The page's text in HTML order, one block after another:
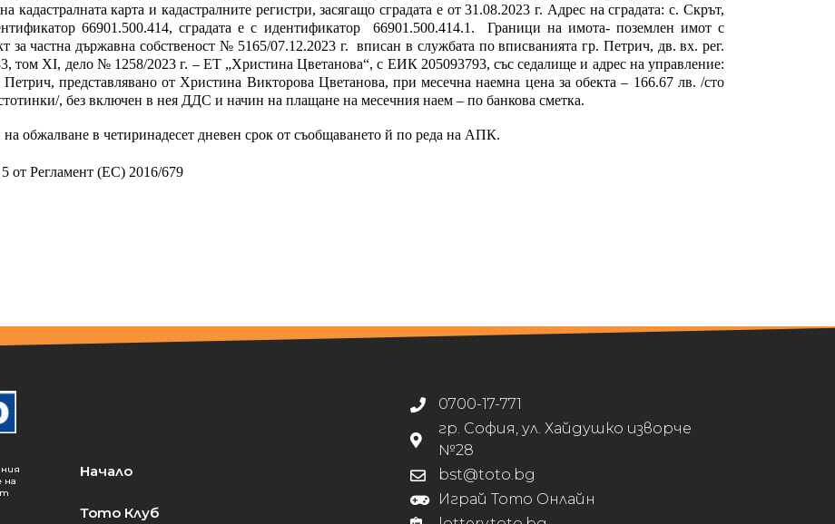
карта и кадастралните регистри, засягащо сградата е от 31.08.2023 г. Адрес на сградата: с. Скрът,
66901.500.414, сградата е с идентификатор
66901.500.414.1.
Граници на имота- поземлен имот с
за частна държавна собственост № 5165/07.12.2023 г.
вписан в службата по вписванията гр. Петрич, дв. вх. рег.
том XI, дело № 1258/2023 г. – ЕТ „Христина Цветанова“, с ЕИК 205093793, със седалище и адрес на управление:
представлявано от Христина Викторова Цветанова, при месечна наемна цена за обекта – 166.67 лв. /сто
, без включен в нея ДДС и начин на плащане на месечния наем – по банкова сметка.
обжалване в четиринадесет дневен срок от съобщаването й по реда на АПК.
от Регламент (ЕС) 2016/679
на
Начало
Тото Клуб
0700-17-771
гр. София, ул. Хайдушко изворче
№28
bst@toto.bg
Играй Тото Онлайн